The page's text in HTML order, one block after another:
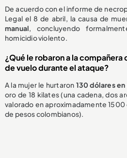
De acuerdo con el informe de
Legal el 8 de abril, la causa de
manual, concluyendo
homicidio violento.
¿Qué le robaron a la
de vuelo durante el ataque?
A la mujer le hurtaron 130 dólares
oro de 18 kilates (una cadena, dos
valorado en aproximadamente
de pesos colombianos).